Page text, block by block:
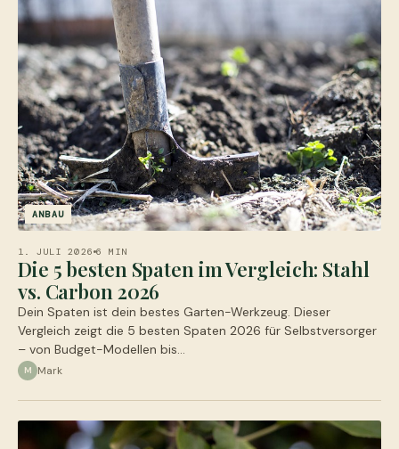
ANBAU
1. JULI 2026 6 MIN
Die 5 besten Spaten im Vergleich: Stahl
vs. Carbon 2026
Dein Spaten ist dein bestes Garten-Werkzeug. Dieser
Vergleich zeigt die 5 besten Spaten 2026 für Selbstversorger
– von Budget-Modellen bis…
M Mark